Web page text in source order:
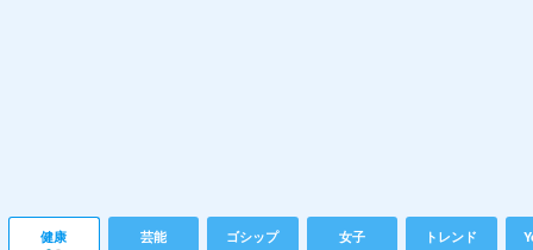
健康 芸能 ゴシップ 女子 トレンド